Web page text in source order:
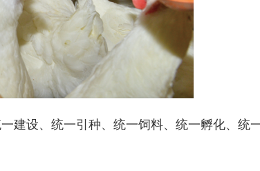
建设、统一引种、统一饲料、统一孵化、统